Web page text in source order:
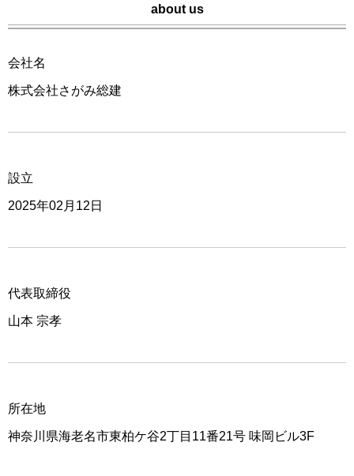
about us
会社名
株式会社さがみ総建
設立
2025年02月12日
代表取締役
山本 宗孝
所在地
神奈川県海老名市東柏ケ谷2丁目11番21号 味岡ビル3F